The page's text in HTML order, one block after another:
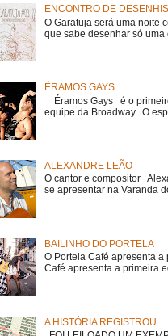
ENCONTRO DE
O Garatuja será uma noite
que sabe desenhar só uma
ÉRAMOS GAYS
Éramos Gays é o
equipe da Broadway. O
ALEXANDRE LEÃO
O cantor e compositor
se apresentar na Varanda
BAILINHO DO PORTELA
O Portela Café apresenta
Café apresenta a primeira
A HISTÓRIA REGISTROU